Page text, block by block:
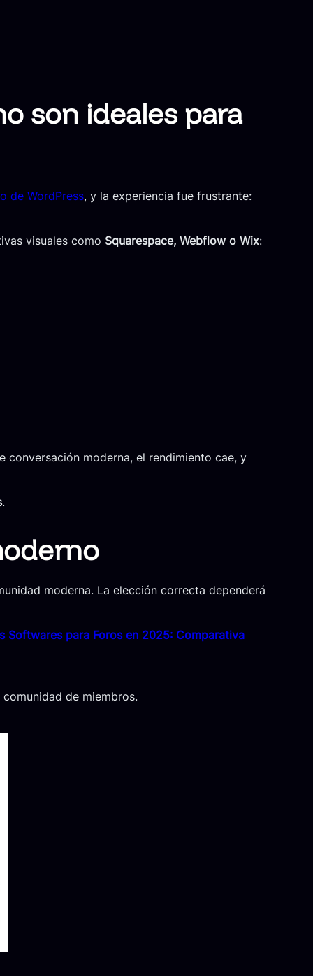
son ideales para
de WordPress, y la experiencia fue frustrante:
visuales como Squarespace, Webflow o Wix:
conversación moderna, el rendimiento cae, y
.
moderna. La elección correcta dependerá
Softwares para Foros en 2025: Comparativa
de miembros.